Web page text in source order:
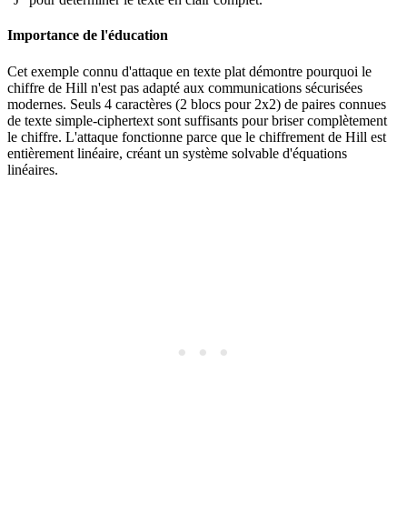
Importance de l'éducation
Cet exemple connu d'attaque en texte plat démontre pourquoi le
chiffre de Hill n'est pas adapté aux communications sécurisées
modernes. Seuls 4 caractères (2 blocs pour 2x2) de paires connues
de texte simple-ciphertext sont suffisants pour briser complètement
le chiffre. L'attaque fonctionne parce que le chiffrement de Hill est
entièrement linéaire, créant un système solvable d'équations
linéaires.